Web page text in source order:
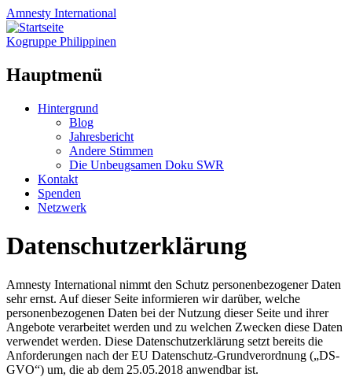
Amnesty International
Kogruppe Philippinen
Hauptmenü
Zum
Hintergrund
Blog
Jahresbericht
Andere Stimmen
Die Unbeugsamen Doku SWR
Kontakt
Spenden
Netzwerk
Datenschutzerklärung
Amnesty International nimmt den Schutz personenbezogener Daten
sehr ernst. Auf dieser Seite informieren wir darüber, welche
personenbezogenen Daten bei der Nutzung dieser Seite und ihrer
Angebote verarbeitet werden und zu welchen Zwecken diese Daten
verwendet werden. Diese Datenschutzerklärung setzt bereits die
Anforderungen nach der EU Datenschutz-Grundverordnung („DS-
GVO“) um, die ab dem 25.05.2018 anwendbar ist.